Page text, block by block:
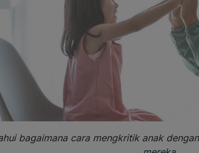
bagaimana cara mengkritik anak